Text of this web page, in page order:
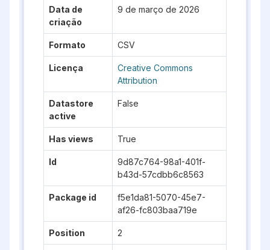
Data de
criação
9 de março de 2026
Formato CSV
Licença
Creative Commons
Attribution
Datastore
active
False
Has views True
Id
9d87c764-98a1-401f-
b43d-57cdbb6c8563
Package id
f5e1da81-5070-45e7-
af26-fc803baa719e
Position 2